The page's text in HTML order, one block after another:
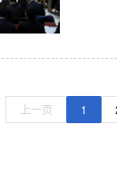
上一页 1